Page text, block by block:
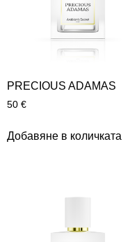
PRECIOUS ADAMAS
50 €
Добавяне в количката